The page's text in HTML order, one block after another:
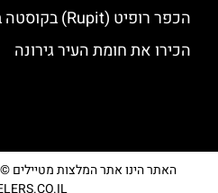
הכפר רופיט (Rupit) בקוסטה ברווה
הכירו את חומת העיר גירונה
האתר הינו אתר המלצות מטיילים